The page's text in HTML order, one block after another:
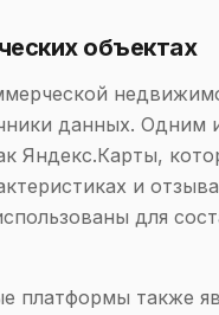
объектах
данных. Одним
Яндекс.Карты,
и
для
платформы также